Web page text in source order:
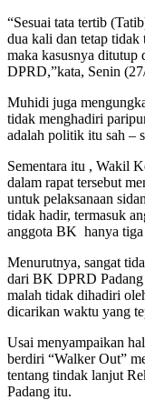
“Sesuai tata tertib
dua kali dan tetap
maka kasusnya ditutup
DPRD,”kata, Senin
Muhidi juga
tidak menghadiri
adalah politik itu sah –
Sementara itu , Wakil
dalam rapat tersebut
untuk pelaksanaan
tidak hadir, termasuk
anggota BK hanya tiga
Menurutnya, sangat
dari BK DPRD
malah tidak dihadiri
dicarikan waktu yang
Usai menyampaikan
berdiri “Walker Out”
tentang tindak lanjut
Padang itu.